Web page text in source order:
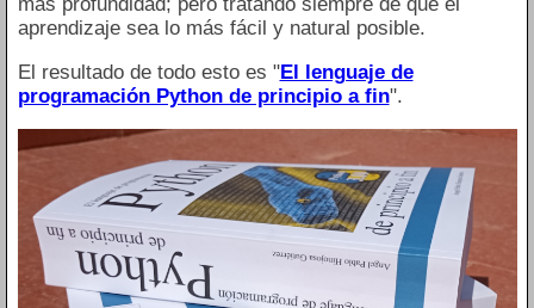
aprendizaje sea lo más fácil y natural posible.
El resultado de todo esto es "El lenguaje de
programación Python de principio a fin".